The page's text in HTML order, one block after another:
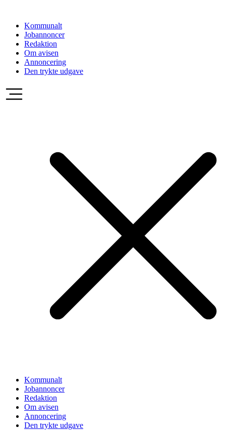
indholdKommunalt
Jobannoncer
Redaktion
Om avisen
Annoncering
Den trykte udgave
Kommunalt
Jobannoncer
Redaktion
Om avisen
Annoncering
Den trykte udgave